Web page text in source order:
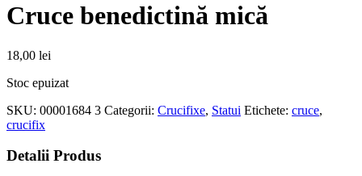
Cruce benedictină mică
18,00 lei
Stoc epuizat
SKU: 00001684 3 Categorii: Crucifixe, Statui Etichete: cruce,
crucifix
Detalii Produs